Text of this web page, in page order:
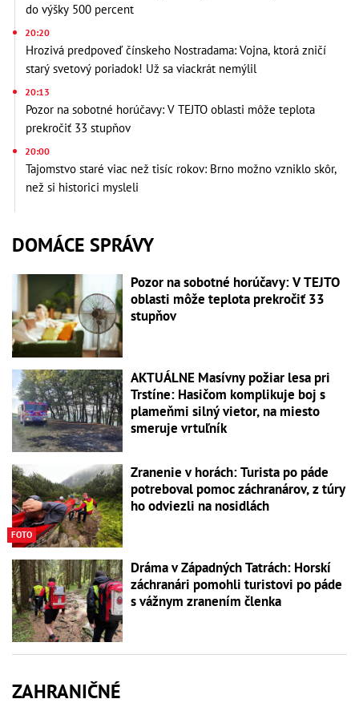
do výšky 500 percent
20:20
Hrozivá predpoveď čínskeho Nostradama: Vojna, ktorá zničí
starý svetový poriadok! Už sa viackrát nemýlil
20:13
Pozor na sobotné horúčavy: V TEJTO oblasti môže teplota
prekročiť 33 stupňov
20:00
Tajomstvo staré viac než tisíc rokov: Brno možno vzniklo skôr,
než si historici mysleli
DOMÁCE SPRÁVY
Pozor na sobotné horúčavy: V TEJTO
oblasti môže teplota prekročiť 33
stupňov
AKTUÁLNE Masívny požiar lesa pri
Trstíne: Hasičom komplikuje boj s
plameňmi silný vietor, na miesto
smeruje vrtuľník
FOTO
Zranenie v horách: Turista po páde
potreboval pomoc záchranárov, z túry
ho odviezli na nosidlách
Dráma v Západných Tatrách: Horskí
záchranári pomohli turistovi po páde
s vážnym zranením členka
ZAHRANIČNÉ